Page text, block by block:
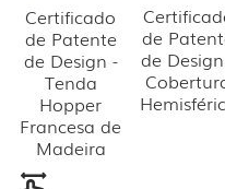
Certificado
de Patente
de Design -
Tenda
Hopper
Francesa de
Madeira
de
de